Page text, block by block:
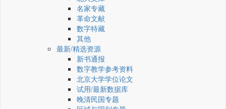
名家专藏
革命文献
数字特藏
其他
最新/精选资源
新书通报
数字教学参考资料
北京大学学位论文
试用/最新数据库
晚清民国专题